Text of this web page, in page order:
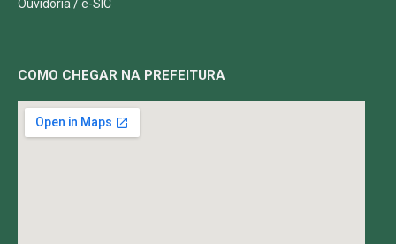
Ouvidoria /e-SIC
COMO CHEGAR NA PREFEITURA